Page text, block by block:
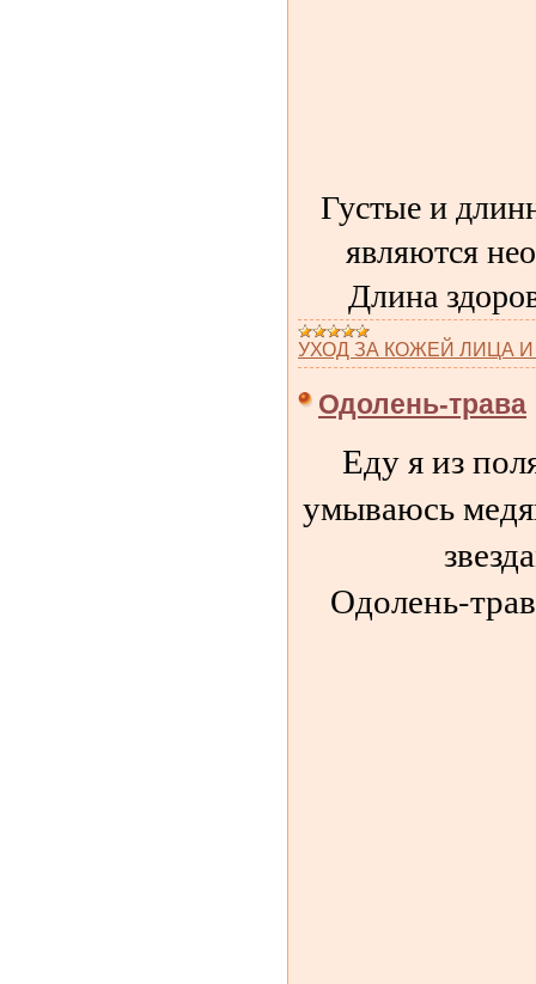
Густые и
являются
Длина
УХОД ЗА КОЖЕЙ ЛИЦА
Одолень-трава
Еду я из
умываюсь
Одолень-